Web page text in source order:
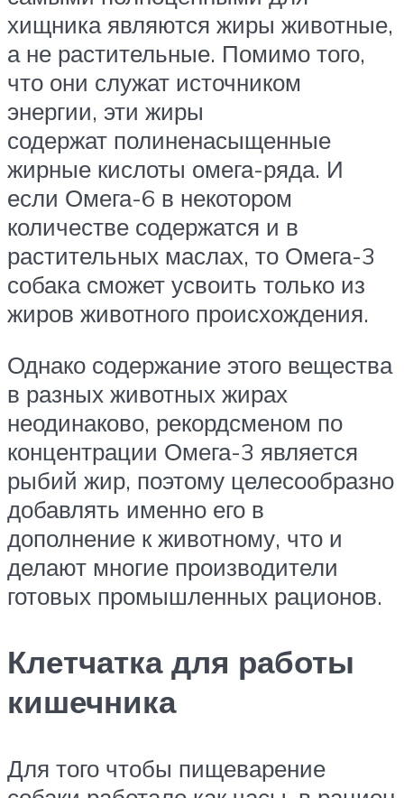
хищника являются жиры животные,
а не растительные. Помимо того,
что они служат источником
энергии, эти жиры
содержат полиненасыщенные
жирные кислоты омега-ряда. И
если Омега-6 в некотором
количестве содержатся и в
растительных маслах, то Омега-3
собака сможет усвоить только из
жиров животного происхождения.
Однако содержание этого вещества
в разных животных жирах
неодинаково, рекордсменом по
концентрации Омега-3 является
рыбий жир, поэтому целесообразно
добавлять именно его в
дополнение к животному, что и
делают многие производители
готовых промышленных рационов.
Клетчатка для работы
кишечника
Для того чтобы пищеварение